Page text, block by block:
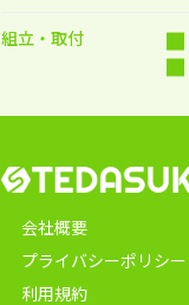
組立・取付
会社概要
プライバシーポリシー
利用規約